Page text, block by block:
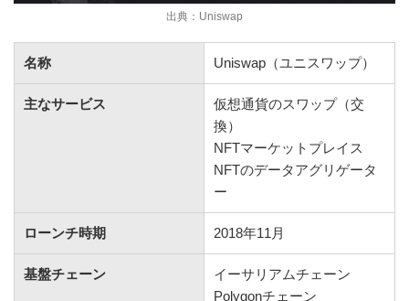
出典：Uniswap
名称 Uniswap（ユニスワップ）
主なサービス
仮想通貨のスワップ（交
換）
NFTマーケットプレイス
NFTのデータアグリゲータ
ー
ローンチ時期 2018年11月
基盤チェーン
イーサリアムチェーン
Polygonチェーン